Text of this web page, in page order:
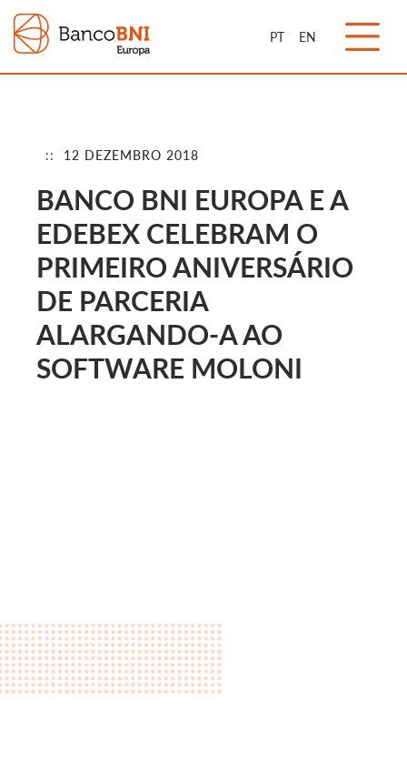
PT EN
:: 12 DEZEMBRO 2018
BANCO BNI EUROPA E A
EDEBEX CELEBRAM O
PRIMEIRO ANIVERSÁRIO
DE PARCERIA
ALARGANDO-A AO
SOFTWARE MOLONI